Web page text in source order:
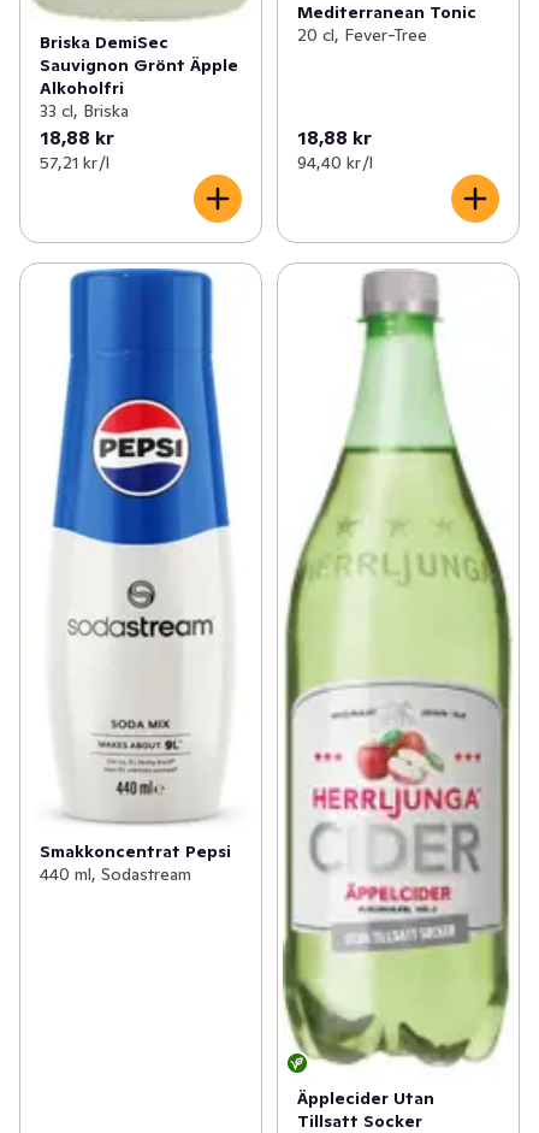
Briska DemiSec
Sauvignon Grönt Äpple
Alkoholfri
33 cl, Briska
18,88 kr
57,21 kr /l
Mediterranean Tonic
20 cl, Fever-Tree
18,88 kr
94,40 kr /l
Smakkoncentrat Pepsi
440 ml, Sodastream
Äpplecider Utan
Tillsatt Socker